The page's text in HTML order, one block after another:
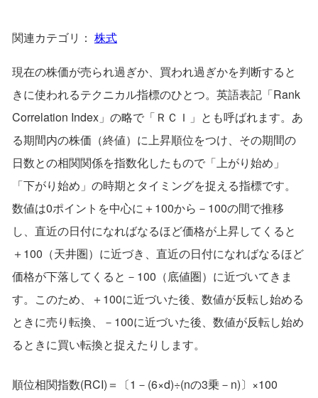
関連カテゴリ： 株式
現在の株価が売られ過ぎか、買われ過ぎかを判断すると
きに使われるテクニカル指標のひとつ。英語表記「Rank
Correlation Index」の略で「ＲＣＩ」とも呼ばれます。あ
る期間内の株価（終値）に上昇順位をつけ、その期間の
日数との相関関係を指数化したもので「上がり始め」
「下がり始め」の時期とタイミングを捉える指標です。
数値は0ポイントを中心に＋100から－100の間で推移
し、直近の日付になればなるほど価格が上昇してくると
＋100（天井圏）に近づき、直近の日付になればなるほど
価格が下落してくると－100（底値圏）に近づいてきま
す。このため、＋100に近づいた後、数値が反転し始める
ときに売り転換、－100に近づいた後、数値が反転し始め
るときに買い転換と捉えたりします。
順位相関指数(RCI)＝〔1－(6×d)÷(nの3乗－n)〕×100